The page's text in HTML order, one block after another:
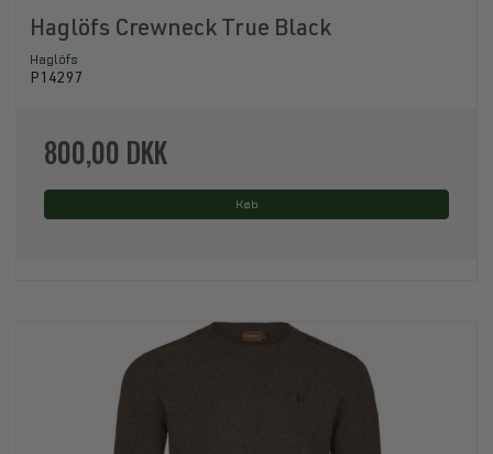
Haglöfs Crewneck True Black
Haglöfs
P14297
800,00 DKK
Køb